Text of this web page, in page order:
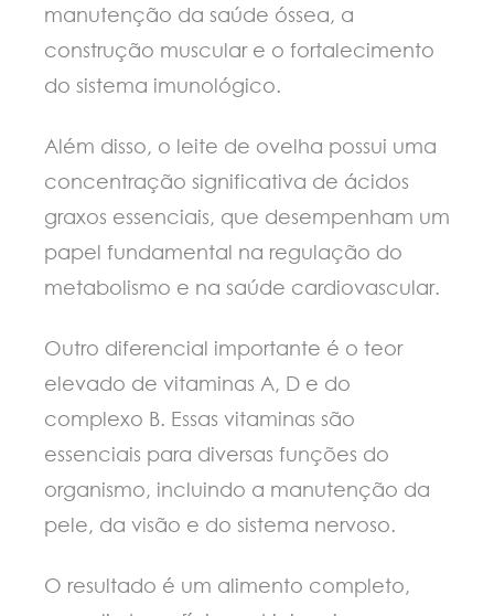
manutenção da saúde óssea, a
construção muscular e o fortalecimento
do sistema imunológico.
Além disso, o leite de ovelha possui uma
concentração significativa de ácidos
graxos essenciais, que desempenham um
papel fundamental na regulação do
metabolismo e na saúde cardiovascular.
Outro diferencial importante é o teor
elevado de vitaminas A, D e do
complexo B. Essas vitaminas são
essenciais para diversas funções do
organismo, incluindo a manutenção da
pele, da visão e do sistema nervoso.
O resultado é um alimento completo,